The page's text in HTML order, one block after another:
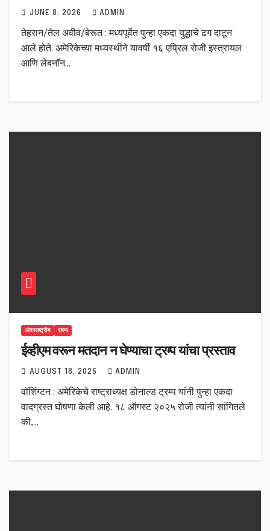
JUNE 8, 2026 ADMIN
तेहरान/तेल अवीव/बेरूत : मध्यपूर्वेत पुन्हा एकदा युद्धाचे ढग दाटून
आले होते. अमेरिकेच्या मध्यस्थीने यावर्षी १६ एप्रिल रोजी इस्त्रायल
आणि लेबनॉन…
अंतरराष्ट्रीय राज्य
ईव्हीएम वरून मतदान न घेण्याचा ट्रम्प यांचा प्रस्ताव
AUGUST 18, 2025 ADMIN
वॉशिंग्टन : अमेरिकेचे राष्ट्राध्यक्ष डोनाल्ड ट्रम्प यांनी पुन्हा एकदा
वादग्रस्त घोषणा केली आहे. १८ ऑगस्ट २०२५ रोजी त्यांनी सांगितले
की,…